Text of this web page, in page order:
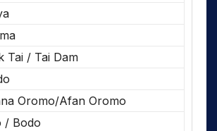
Tai / Tai Dam
Oromo/Afan Oromo
/ Bodo